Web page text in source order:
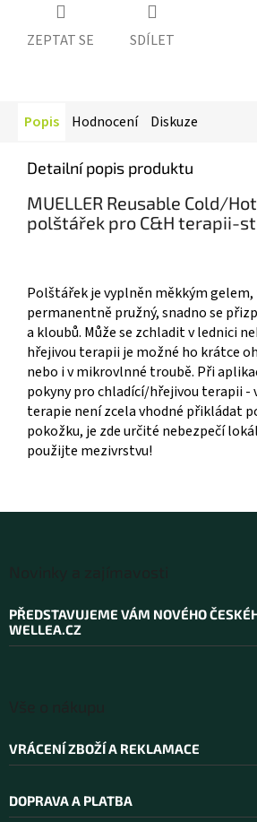
ZEPTAT SE SDÍLET
Popis Hodnocení Diskuze
Detailní popis produktu
MUELLER Reusable Cold/
polštářek pro C&H terapii-
Polštářek je vyplněn měkkým
permanentně pružný, snadno se
a kloubů. Může se zchladit v lednici
hřejivou terapii je možné ho krátce
nebo i v mikrovlnné troubě. Při
pokyny pro chladící/hřejivou terapii -
terapie není zcela vhodné přikládat
pokožku, je zde určité nebezpečí
použijte mezivrstvu!
PŘEDSTAVUJEME VÁM NOVÉHO
WELLEA.CZ
VRÁCENÍ ZBOŽÍ A REKLAMACE
DOPRAVA A PLATBA